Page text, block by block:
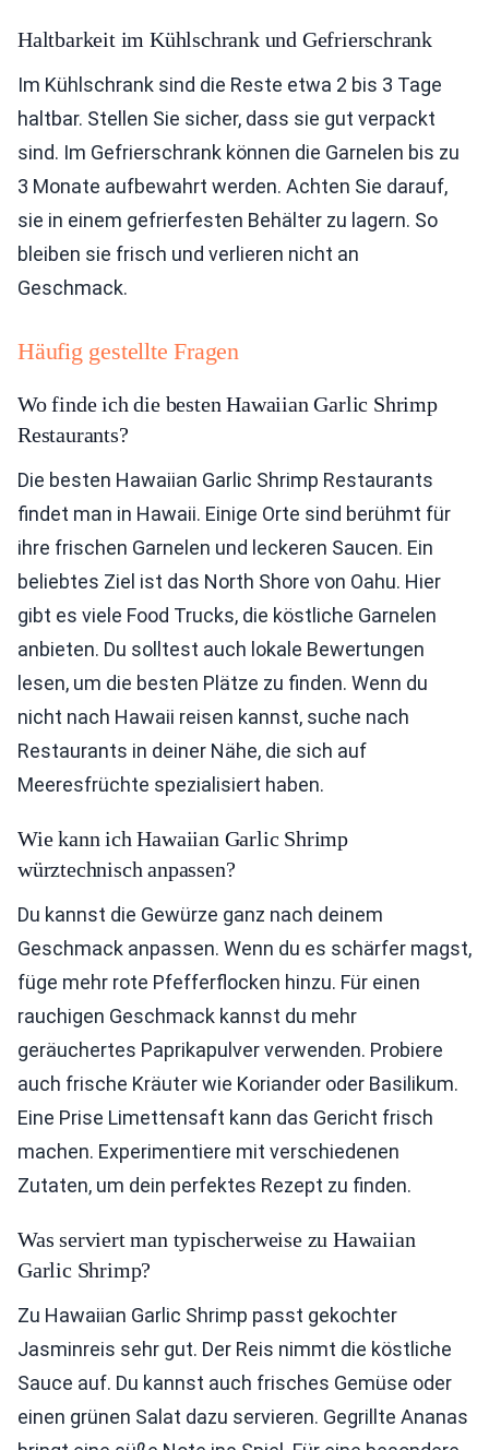
Haltbarkeit im Kühlschrank und Gefrierschrank
Im Kühlschrank sind die Reste etwa 2 bis 3 Tage
haltbar. Stellen Sie sicher, dass sie gut verpackt
sind. Im Gefrierschrank können die Garnelen bis zu
3 Monate aufbewahrt werden. Achten Sie darauf,
sie in einem gefrierfesten Behälter zu lagern. So
bleiben sie frisch und verlieren nicht an
Geschmack.
Häufig gestellte Fragen
Wo finde ich die besten Hawaiian Garlic Shrimp
Restaurants?
Die besten Hawaiian Garlic Shrimp Restaurants
findet man in Hawaii. Einige Orte sind berühmt für
ihre frischen Garnelen und leckeren Saucen. Ein
beliebtes Ziel ist das North Shore von Oahu. Hier
gibt es viele Food Trucks, die köstliche Garnelen
anbieten. Du solltest auch lokale Bewertungen
lesen, um die besten Plätze zu finden. Wenn du
nicht nach Hawaii reisen kannst, suche nach
Restaurants in deiner Nähe, die sich auf
Meeresfrüchte spezialisiert haben.
Wie kann ich Hawaiian Garlic Shrimp
würztechnisch anpassen?
Du kannst die Gewürze ganz nach deinem
Geschmack anpassen. Wenn du es schärfer magst,
füge mehr rote Pfefferflocken hinzu. Für einen
rauchigen Geschmack kannst du mehr
geräuchertes Paprikapulver verwenden. Probiere
auch frische Kräuter wie Koriander oder Basilikum.
Eine Prise Limettensaft kann das Gericht frisch
machen. Experimentiere mit verschiedenen
Zutaten, um dein perfektes Rezept zu finden.
Was serviert man typischerweise zu Hawaiian
Garlic Shrimp?
Zu Hawaiian Garlic Shrimp passt gekochter
Jasminreis sehr gut. Der Reis nimmt die köstliche
Sauce auf. Du kannst auch frisches Gemüse oder
einen grünen Salat dazu servieren. Gegrillte Ananas